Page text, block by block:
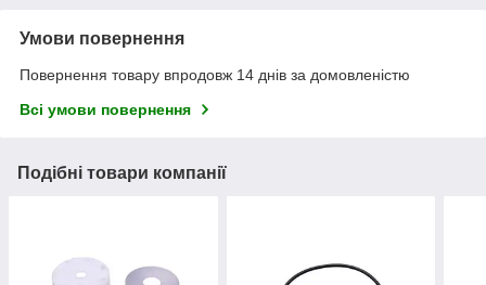
Умови повернення
Повернення товару впродовж 14 днів за домовленістю
Всі умови повернення
Подібні товари компанії